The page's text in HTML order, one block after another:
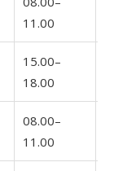
11.00
15.00–
18.00
08.00–
11.00